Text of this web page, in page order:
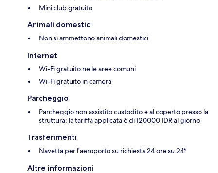
Mini club gratuito
Animali domestici
Non si ammettono animali domestici
Internet
Wi-Fi gratuito nelle aree comuni
Wi-Fi gratuito in camera
Parcheggio
Parcheggio non assistito custodito e al coperto presso la
struttura; la tariffa applicata è di 120000 IDR al giorno
Trasferimenti
Navetta per l'aeroporto su richiesta 24 ore su 24*
Altre informazioni